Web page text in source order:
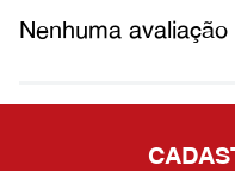
Nenhuma avaliação